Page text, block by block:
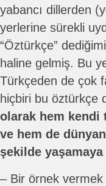
yabancı dillerden
yerlerine sürekli
“Öztürkçe”
haline gelmiş. Bu
Türkçeden de çok
hiçbiri bu öztürkçe
olarak hem kendi
ve hem de
şekilde
– Bir örnek vermek